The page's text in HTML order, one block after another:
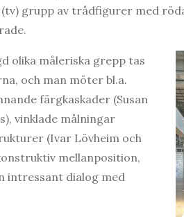
(tv) grupp av trådfigurer med
olika måleriska grepp tas
och man möter bl.a.
färgkaskader (Susan
vinklade målningar
(Ivar Lövheim och
mellanposition,
intressant dialog med